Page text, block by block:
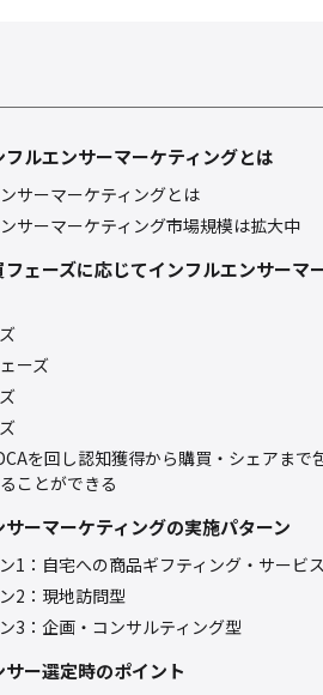
ルエンサーマーケティングとは
サーマーケティングとは
サーマーケティング市場規模は拡大中
ェーズに応じてインフルエンサーマ
ーズ
を回し認知獲得から購買・シェアま
ことができる
ーマーケティングの実施パターン
1：自宅への商品ギフティング・サービ
2：現地訪問型
3：企画・コンサルティング型
ー選定時のポイント